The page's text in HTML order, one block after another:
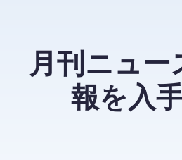
月刊ニュー
報を入